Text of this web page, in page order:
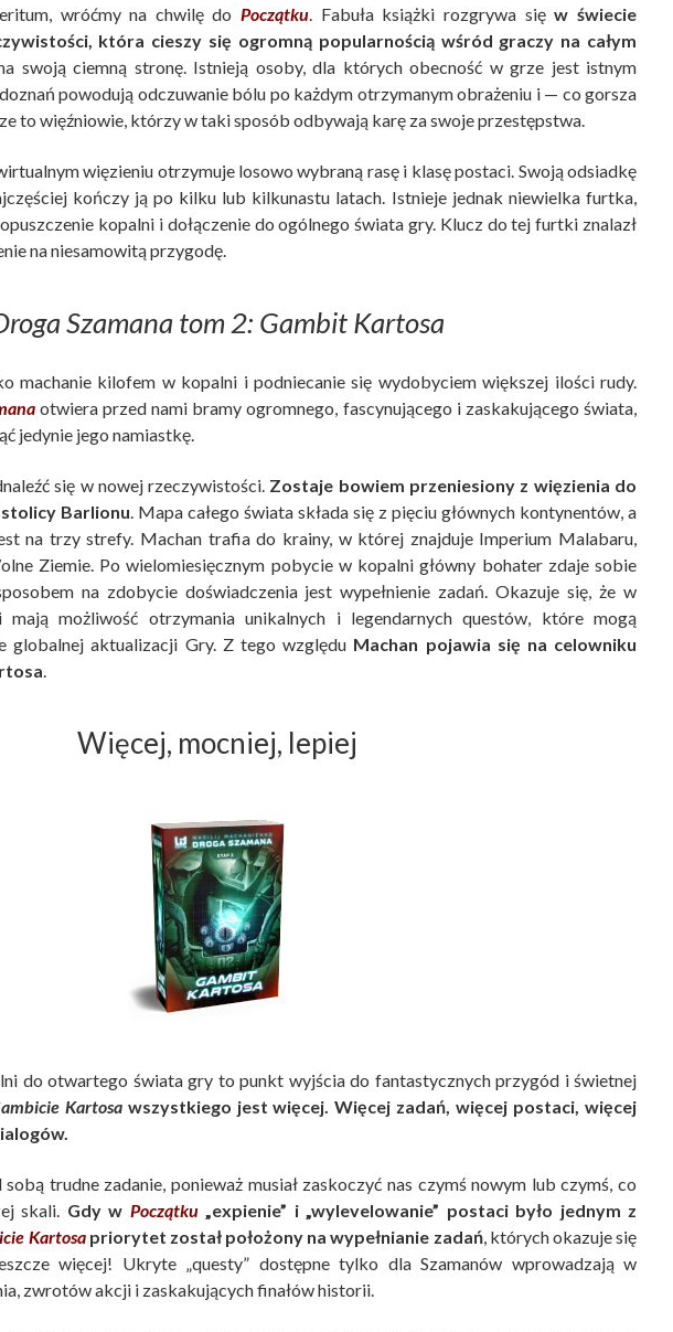
wróćmy na chwilę doPoczątku. Fabuła książki rozgrywa sięw świecie
która cieszy się ogromną popularnością wśród graczy na całym
swoją ciemną stronę. Istnieją osoby, dla których obecność w grze jest istnym
powodują odczuwanie bólu po każdym otrzymanym obrażeniu i — co gorsza
to więźniowie, którzy w taki sposób odbywają karę za swoje przestępstwa.
więzieniu otrzymuje losowo wybraną rasę i klasę postaci. Swoją odsiadkę
kończy ją po kilku lub kilkunastu latach. Istnieje jednak niewielka furtka,
kopalni i dołączenie do ogólnego świata gry. Klucz do tej furtki znalazł
na niesamowitą przygodę.
Szamana tom 2: Gambit Kartosa
machanie kilofem w kopalni i podniecanie się wydobyciem większej ilości rudy.
otwiera przed nami bramy ogromnego, fascynującego i zaskakującego świata,
jedynie jego namiastkę.
się w nowej rzeczywistości. Zostaje bowiem przeniesiony z więzienia do
stolicy Barlionu. Mapa całego świata składa się z pięciu głównych kontynentów, a
na trzy strefy. Machan trafia do krainy, w której znajduje Imperium Malabaru,
Ziemie. Po wielomiesięcznym pobycie w kopalni główny bohater zdaje sobie
na zdobycie doświadczenia jest wypełnienie zadań. Okazuje się, że w
mają możliwość otrzymania unikalnych i legendarnych questów, które mogą
globalnej aktualizacji Gry. Z tego względu Machan pojawia się na celowniku
.
Więcej, mocniej, lepiej
do otwartego świata gry to punkt wyjścia do fantastycznych przygód i świetnej
Kartosawszystkiego jest więcej. Więcej zadań, więcej postaci, więcej
trudne zadanie, ponieważ musiał zaskoczyć nas czymś nowym lub czymś, co
skali. Gdy w Początku„expienie” i „wylevelowanie” postaci było jednym z
Kartosa priorytet został położony na wypełnianie zadań, których okazuje się
więcej! Ukryte „questy” dostępne tylko dla Szamanów wprowadzają w
zwrotów akcji i zaskakujących finałów historii.